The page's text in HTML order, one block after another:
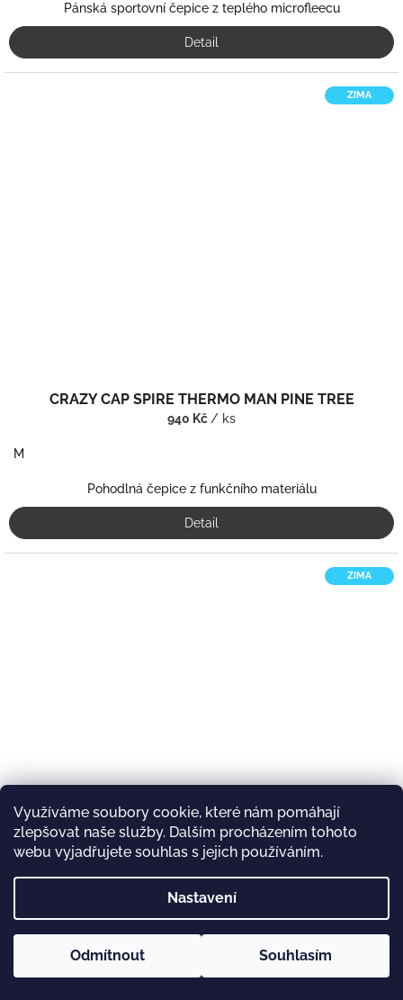
Využíváme soubory cookie, které nám pomáhají
zlepšovat naše služby. Dalším procházením tohoto
webu vyjadřujete souhlas s jejich používáním.
Nastavení
Odmítnout Souhlasím
Pánská sportovní čepice z teplého microfleecu
Detail
ZIMA
CRAZY CAP SPIRE THERMO MAN PINE TREE
940 Kč / ks
M
Pohodlná čepice z funkčního materiálu
Detail
ZIMA
CRAZY CAP SPIRE THERMO WOMAN BLACK
890 Kč/ ks
S